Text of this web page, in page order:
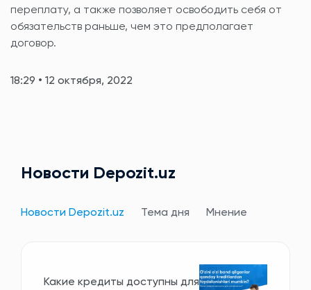
переплату, а также позволяет освободить себя от
обязательств раньше, чем это предполагает
договор.
18:29 • 12 октября, 2022
Новости Depozit.uz
Новости Depozit.uz Тема дня Мнение
Какие кредиты доступны для